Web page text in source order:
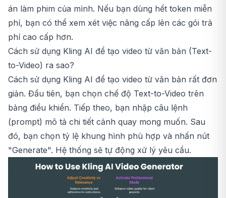
án làm phim của mình. Nếu bạn dùng hết token miễn
phí, bạn có thể xem xét việc nâng cấp lên các gói trả
phí cao cấp hơn.
Cách sử dụng Kling AI để tạo video từ văn bản (Text-
to-Video) ra sao?
Cách sử dụng Kling AI để tạo video từ văn bản rất đơn
giản. Đầu tiên, bạn chọn chế độ Text-to-Video trên
bảng điều khiển. Tiếp theo, bạn nhập câu lệnh
(prompt) mô tả chi tiết cảnh quay mong muốn. Sau
đó, bạn chọn tỷ lệ khung hình phù hợp và nhấn nút
"Generate". Hệ thống sẽ tự động xử lý yêu cầu.